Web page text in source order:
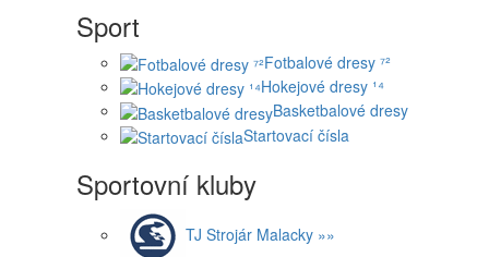
Sport
Fotbalové dresy ⁷²
Hokejové dresy ¹⁴
Basketbalové dresy
Startovací čísla
Sportovní kluby
TJ Strojár Malacky »»